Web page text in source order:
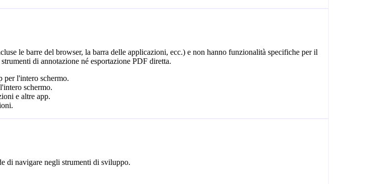
le barre del browser, la barra delle applicazioni, ecc.) e non hanno funzionalità specifiche per il
di annotazione né esportazione PDF diretta.
per l'intero schermo.
schermo.
e altre app.
di navigare negli strumenti di sviluppo.